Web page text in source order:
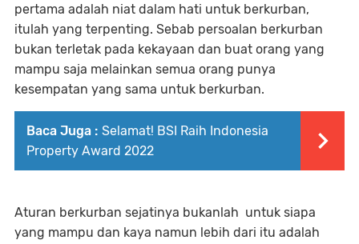
pertama adalah niat dalam hati untuk berkurban,
itulah yang terpenting. Sebab persoalan berkurban
bukan terletak pada kekayaan dan buat orang yang
mampu saja melainkan semua orang punya
kesempatan yang sama untuk berkurban.
Baca Juga : Selamat! BSI Raih Indonesia
Property Award 2022
Aturan berkurban sejatinya bukanlah untuk siapa
yang mampu dan kaya namun lebih dari itu adalah